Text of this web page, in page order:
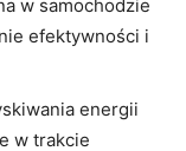
w samochodzie
efektywności i
energii
w trakcie